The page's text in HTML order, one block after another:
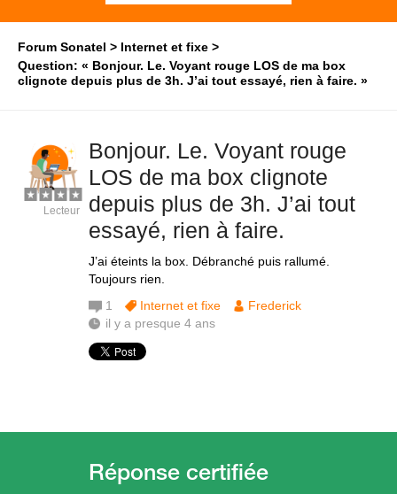
Forum Sonatel
Internet et fixe
Question: « Bonjour. Le. Voyant rouge LOS de ma box
clignote depuis plus de 3h. J’ai tout essayé, rien à faire. »
Bonjour. Le. Voyant rouge
LOS de ma box clignote
depuis plus de 3h. J’ai tout
essayé, rien à faire.
J’ai éteints la box. Débranché puis rallumé.
Toujours rien.
Lecteur
1 Internet et fixe
Frederick
il y a presque 4 ans